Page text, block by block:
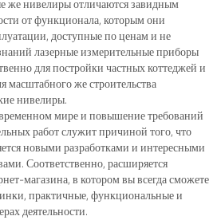
же нивелиры отличаются завидным
от функционала, которым они
доступные по ценам и не
лазерные измерительные приборы
для постройки частных коттеджей и
масштабного же строительства
нивелиры.
мире и повышение требований
работ служит причиной того, что
новыми разработками и интересными
Соответственно, расширяется
магазина, в котором вы всегда сможете
практичные, функциональные и
деятельности.